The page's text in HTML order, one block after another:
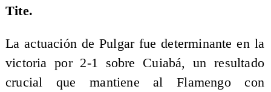
Tite.
La actuación de Pulgar fue determinante en la
victoria por 2-1 sobre Cuiabá, un resultado
crucial que mantiene al Flamengo con